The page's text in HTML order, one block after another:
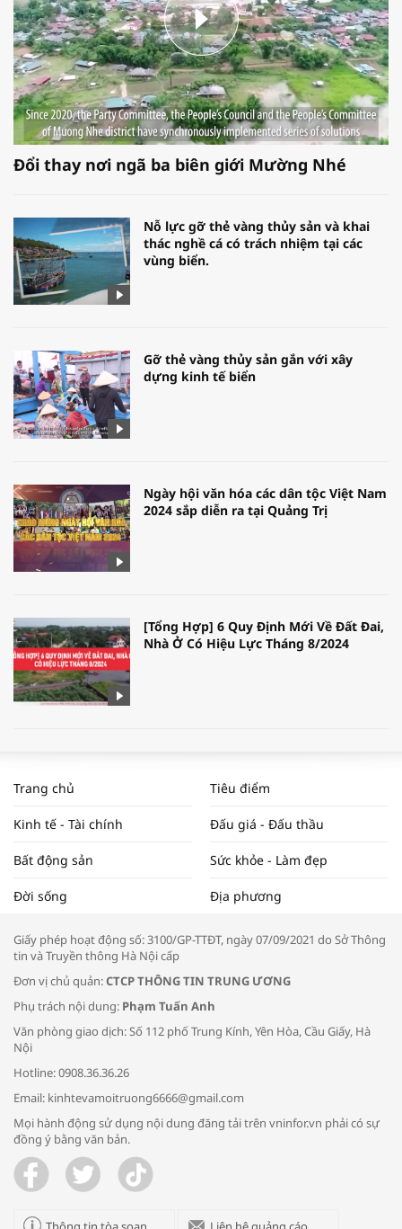
Đổi thay nơi ngã ba biên giới Mường Nhé
Nỗ lực gỡ thẻ vàng thủy sản và khai
thác nghề cá có trách nhiệm tại các
vùng biển.
Gỡ thẻ vàng thủy sản gắn với xây
dựng kinh tế biển
Ngày hội văn hóa các dân tộc Việt Nam
2024 sắp diễn ra tại Quảng Trị
[Tổng Hợp] 6 Quy Định Mới Về Đất Đai,
Nhà Ở Có Hiệu Lực Tháng 8/2024
NAM NĂM 2024 VÀ NĂM 2025 | NHỊP
ĐẬP THỊ TRƯỜNG #62
Tọa đàm “Xúc tiến thương mại: Khơi
Bác sĩ tư vấn cách phòng tránh bệnh
đường hô hấp trong thời tiết giao mùa
Trao yêu thương cho em
Trang chủ Tiêu điểm
Kinh tế - Tài chính Đấu giá - Đấu thầu
Bất động sản Sức khỏe - Làm đẹp
Đời sống Địa phương
Giấy phép hoạt động số: 3100/GP-TTĐT, ngày 07/09/2021 do Sở Thông
tin và Truyền thông Hà Nội cấp
Đơn vị chủ quản:CTCP THÔNG TIN TRUNG ƯƠNG
Phụ trách nội dung: Phạm Tuấn Anh
Văn phòng giao dịch: Số 112 phố Trung Kính, Yên Hòa, Cầu Giấy, Hà
Nội
Hotline: 0908.36.36.26
Email: kinhtevamoitruong6666@gmail.com
Mọi hành động sử dụng nội dung đăng tải trên vninfor.vn phải có sự
đồng ý bằng văn bản.